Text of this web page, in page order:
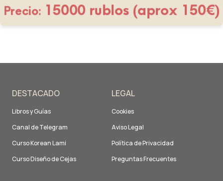
Precio:15000 rublos (aprox 150€)
DESTACADO
Libros y Guías
Canal de Telegram
Curso Korean Lami
Curso Diseño de Cejas
LEGAL
Cookies
Aviso Legal
Política de Privacidad
Preguntas Frecuentes